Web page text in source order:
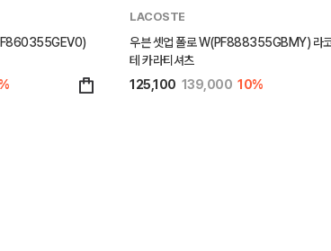
LACOSTE
우븐 셋업 폴로 W(PF888355GBMY) 라
테 카라티셔츠
125,100 139,000 10%